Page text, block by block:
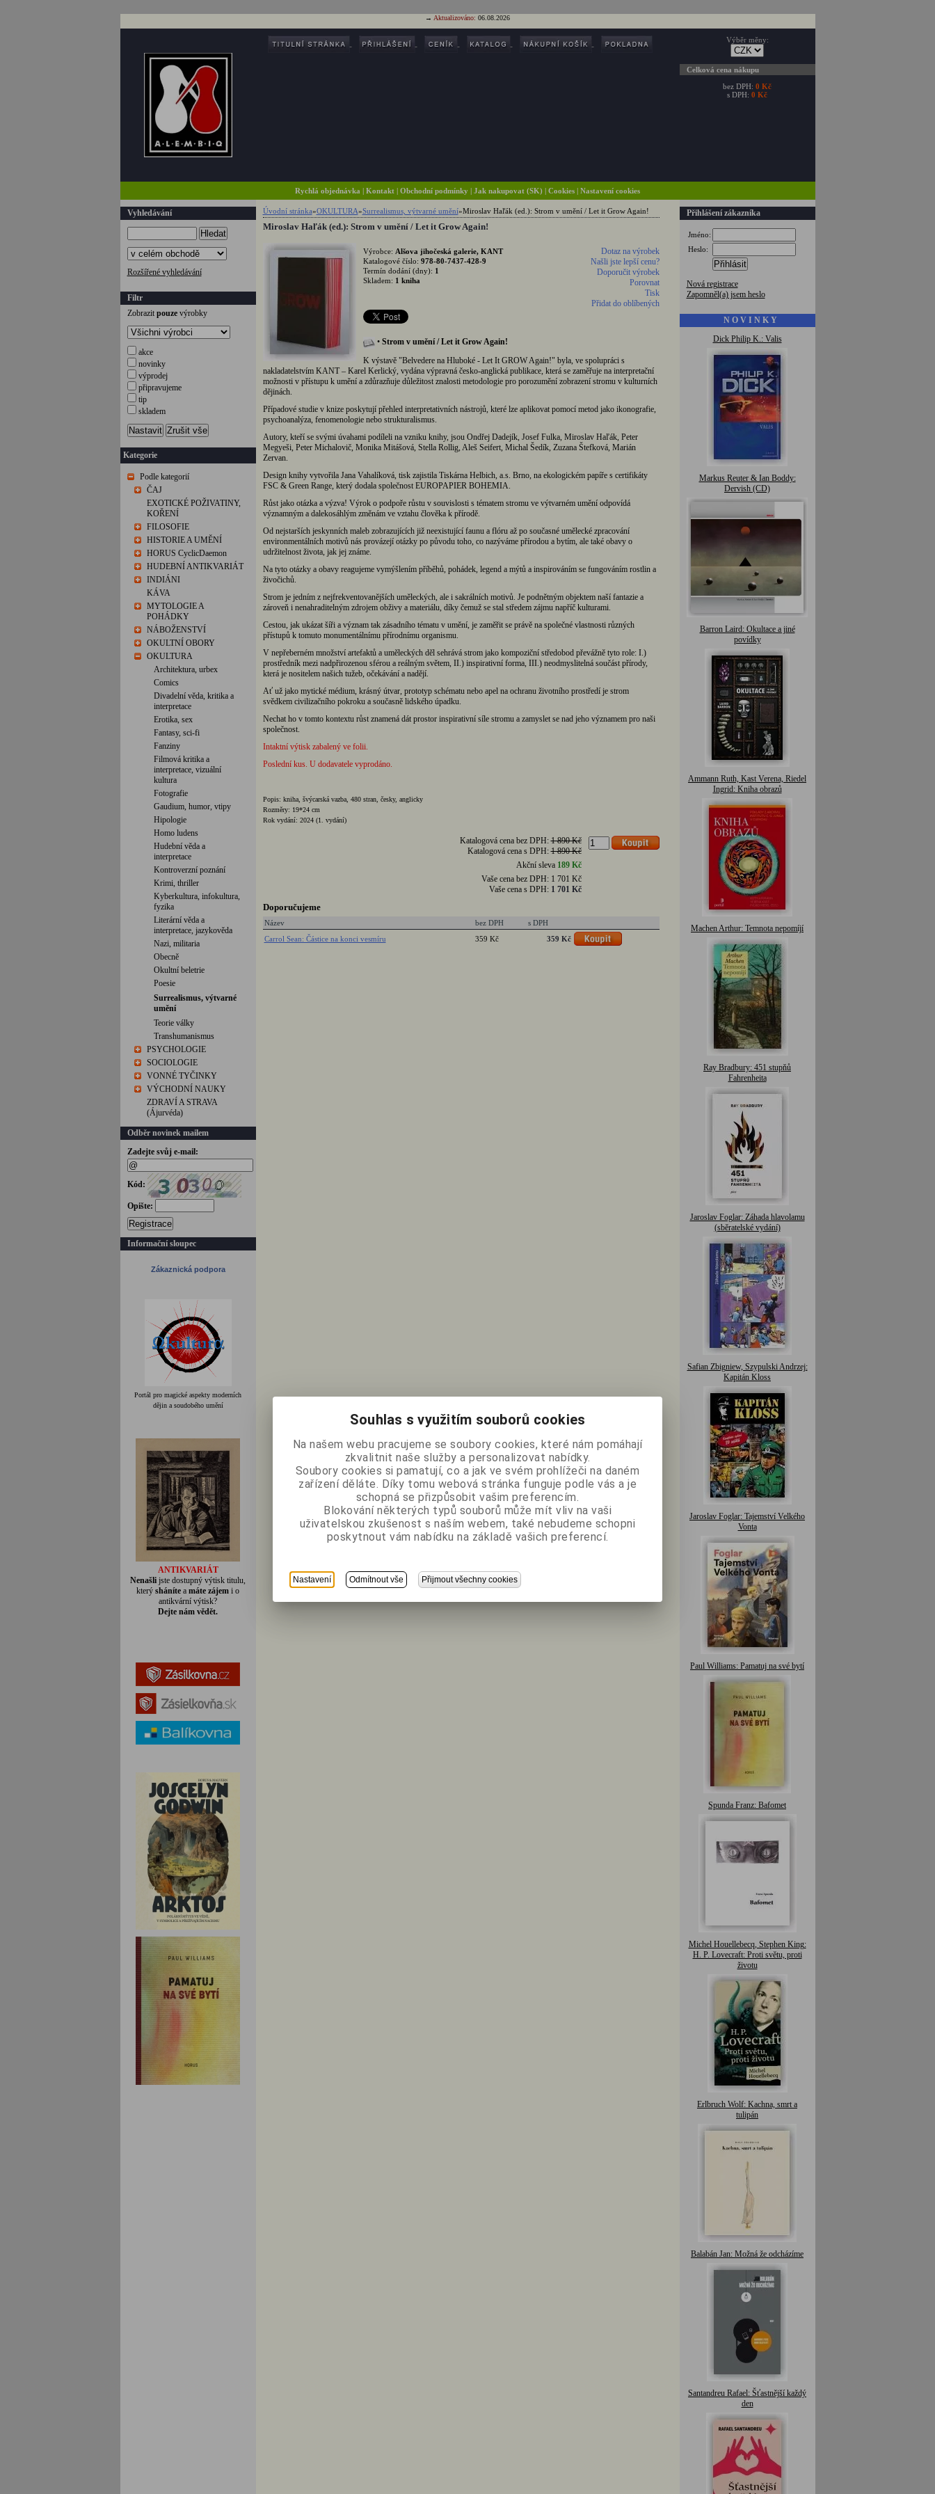
→ Aktualizováno: 06.08.2026
Výběr měny:
Celková cena nákupu
bez DPH: 0 Kč
s DPH: 0 Kč
Rychlá objednávka | Kontakt | Obchodní podmínky | Jak nakupovat (SK) | Cookies | Nastavení cookies
Vyhledávání
Hledat
Rozšířené vyhledávání
Filtr
Zobrazit pouzevýrobky
akce
novinky
výprodej
připravujeme
tip
skladem
Nastavit Zrušit vše
Kategorie
Podle kategorií
ČAJ
EXOTICKÉ POŽIVATINY,
KOŘENÍ
FILOSOFIE
HISTORIE A UMĚNÍ
HORUS CyclicDaemon
HUDEBNÍ ANTIKVARIÁT
INDIÁNI
KÁVA
MYTOLOGIE A
POHÁDKY
NÁBOŽENSTVÍ
OKULTNÍ OBORY
OKULTURA
Architektura, urbex
Comics
Divadelní věda, kritika a
interpretace
Erotika, sex
Fantasy, sci-fi
Fanziny
Filmová kritika a
interpretace, vizuální
kultura
Fotografie
Gaudium, humor, vtipy
Hipologie
Homo ludens
Hudební věda a
interpretace
Kontroverzní poznání
Krimi, thriller
Kyberkultura, infokultura,
fyzika
Literární věda a
interpretace, jazykověda
Nazi, militaria
Obecně
Okultní beletrie
Poesie
Surrealismus, výtvarné
umění
Teorie války
Transhumanismus
PSYCHOLOGIE
SOCIOLOGIE
VONNÉ TYČINKY
VÝCHODNÍ NAUKY
ZDRAVÍ A STRAVA
(Ájurvéda)
Odběr novinek mailem
Zadejte svůj e-mail:
Kód:
Opište:
Registrace
Informační sloupec
Zákaznická podpora
Portál pro magické aspekty moderních
dějin a soudobého umění
ANTIKVARIÁT
Nenašli jste dostupný výtisk titulu,
který sháníte a máte zájem i o
antikvární výtisk?
Dejte nám vědět.
Úvodní stránka»OKULTURA»Surrealismus, výtvarné umění»Miroslav Haľák (ed.): Strom v umění / Let it Grow Again!
Miroslav Haľák (ed.): Strom v umění / Let it Grow Again!
Dotaz na výrobek
Našli jste lepší cenu?
Doporučit výrobek
Porovnat
Tisk
Přidat do oblíbených
Výrobce: Alšova jihočeská galerie, KANT
Katalogové číslo: 978-80-7437-428-9
Termín dodání (dny): 1
Skladem: 1 kniha
• Strom v umění / Let it Grow Again!
K výstavě "Belvedere na Hluboké - Let It GROW Again!" byla, ve spolupráci s
nakladatelstvím KANT – Karel Kerlický, vydána výpravná česko-anglická publikace, která se zaměřuje na interpretační
možnosti v přístupu k umění a zdůrazňuje důležitost znalosti metodologie pro porozumění zobrazení stromu v kulturních
dějinách.
Případové studie v knize poskytují přehled interpretativních nástrojů, které lze aplikovat pomocí metod jako ikonografie,
psychoanalýza, fenomenologie nebo strukturalismus.
Autory, kteří se svými úvahami podíleli na vzniku knihy, jsou Ondřej Dadejík, Josef Fulka, Miroslav Haľák, Peter
Megyeši, Peter Michalovič, Monika Mitášová, Stella Rollig, Aleš Seifert, Michal Šedík, Zuzana Štefková, Marián
Zervan.
Design knihy vytvořila Jana Vahalíková, tisk zajistila Tiskárna Helbich, a.s. Brno, na ekologickém papíře s certifikáty
FSC & Green Range, který dodala společnost EUROPAPIER BOHEMIA.
Růst jako otázka a výzva! Výrok o podpoře růstu v souvislosti s tématem stromu ve výtvarném umění odpovídá
významným a dalekosáhlým změnám ve vztahu člověka k přírodě.
Od nejstarších jeskynních maleb zobrazujících již neexistující faunu a flóru až po současné umělecké zpracování
environmentálních motivů nás provázejí otázky po původu toho, co nazýváme přírodou a bytím, ale také obavy o
udržitelnost života, jak jej známe.
Na tyto otázky a obavy reagujeme vymýšlením příběhů, pohádek, legend a mýtů a inspirováním se fungováním rostlin a
živočichů.
Strom je jedním z nejfrekventovanějších uměleckých, ale i sakrálních motivů. Je podnětným objektem naší fantazie a
zároveň i nenahraditelným zdrojem obživy a materiálu, díky čemuž se stal středem zájmu napříč kulturami.
Cestou, jak ukázat šíři a význam tak zásadního tématu v umění, je zaměřit se právě na společné vlastnosti různých
přístupů k tomuto monumentálnímu přírodnímu organismu.
V nepřeberném množství artefaktů a uměleckých děl sehrává strom jako kompoziční středobod převážně tyto role: I.)
prostředník mezi nadpřirozenou sférou a reálným světem, II.) inspirativní forma, III.) neodmyslitelná součást přírody,
která je nositelem našich tužeb, očekávání a nadějí.
Ať už jako mytické médium, krásný útvar, prototyp schématu nebo apel na ochranu životního prostředí je strom
svědkem civilizačního pokroku a současně lidského úpadku.
Nechat ho v tomto kontextu růst znamená dát prostor inspirativní síle stromu a zamyslet se nad jeho významem pro naši
společnost.
Intaktní výtisk zabalený ve folii.
Poslední kus. U dodavatele vyprodáno.
Popis: kniha, švýcarská vazba, 480 stran, česky, anglicky
Rozměry: 19*24 cm
Rok vydání: 2024 (1. vydání)
Katalogová cena bez DPH:1 890 Kč
Katalogová cena s DPH:1 890 Kč
Akční sleva 189 Kč
Vaše cena bez DPH: 1 701 Kč
Vaše cena s DPH: 1 701 Kč
Doporučujeme
Název bez DPH
s DPH
Carrol Sean: Částice na konci vesmíru
359 Kč 359 Kč
Přihlášení zákazníka
Jméno:
Heslo:
Přihlásit
Nová registrace
Zapomněl(a) jsem heslo
N O V I N K Y
Dick Philip K.: Valis
Markus Reuter & Ian Boddy:
Dervish (CD)
Barron Laird: Okultace a jiné
povídky
Ammann Ruth, Kast Verena, Riedel
Ingrid: Kniha obrazů
Machen Arthur: Temnota nepomíjí
Ray Bradbury: 451 stupňů
Fahrenheita
Jaroslav Foglar: Záhada hlavolamu
(sběratelské vydání)
Safian Zbigniew, Szypulski Andrzej:
Kapitán Kloss
Jaroslav Foglar: Tajemství Velkého
Vonta
Paul Williams: Pamatuj na své bytí
Spunda Franz: Bafomet
Michel Houellebecq, Stephen King:
H. P. Lovecraft: Proti světu, proti
životu
Erlbruch Wolf: Kachna, smrt a
tulipán
Balabán Jan: Možná že odcházíme
Santandreu Rafael: Šťastnější každý
den
Souhlas s využitím souborů cookies
Na našem webu pracujeme se soubory cookies, které nám pomáhají
zkvalitnit naše služby a personalizovat nabídky.
Soubory cookies si pamatují, co a jak ve svém prohlížeči na daném
zařízení děláte. Díky tomu webová stránka funguje podle vás a je
schopná se přizpůsobit vašim preferencím.
Blokování některých typů souborů může mít vliv na vaši
uživatelskou zkušenost s naším webem, také nebudeme schopni
poskytnout vám nabídku na základě vašich preferencí.
Nastavení Odmítnout vše Přijmout všechny cookies